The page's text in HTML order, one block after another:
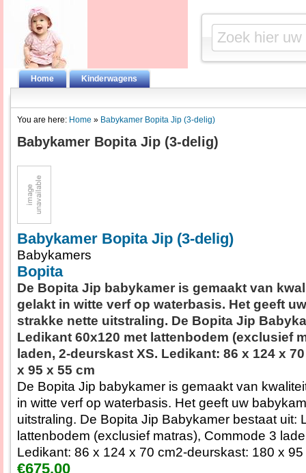
Home Kinderwagens
You are here: Home » Babykamer Bopita Jip (3-delig)
Babykamer Bopita Jip (3-delig)
Babykamer Bopita Jip (3-delig)
Babykamers
Bopita
De Bopita Jip babykamer is gemaakt van
gelakt in witte verf op waterbasis. Het geeft
strakke nette uitstraling. De Bopita Jip
Ledikant 60x120 met lattenbodem (exclusief
laden, 2-deurskast XS. Ledikant: 86 x 124 x
x 95 x 55 cm
De Bopita Jip babykamer is gemaakt van
in witte verf op waterbasis. Het geeft uw
uitstraling. De Bopita Jip Babykamer bestaat uit:
lattenbodem (exclusief matras), Commode 3
Ledikant: 86 x 124 x 70 cm2-deurskast: 180 x
€675.00